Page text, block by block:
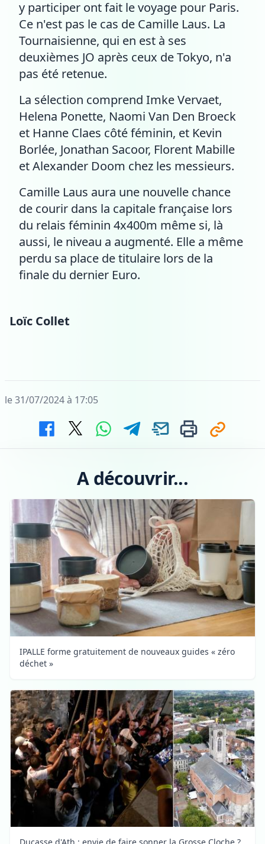
y participer ont fait le voyage pour Paris.
Ce n'est pas le cas de Camille Laus. La
Tournaisienne, qui en est à ses
deuxièmes JO après ceux de Tokyo, n'a
pas été retenue.
La sélection comprend Imke Vervaet,
Helena Ponette, Naomi Van Den Broeck
et Hanne Claes côté féminin, et Kevin
Borlée, Jonathan Sacoor, Florent Mabille
et Alexander Doom chez les messieurs.
Camille Laus aura une nouvelle chance
de courir dans la capitale française lors
du relais féminin 4x400m même si, là
aussi, le niveau a augmenté. Elle a même
perdu sa place de titulaire lors de la
finale du dernier Euro.
Loïc Collet
le 31/07/2024 à 17:05
A découvrir...
IPALLE forme gratuitement de nouveaux guides « zéro
déchet »